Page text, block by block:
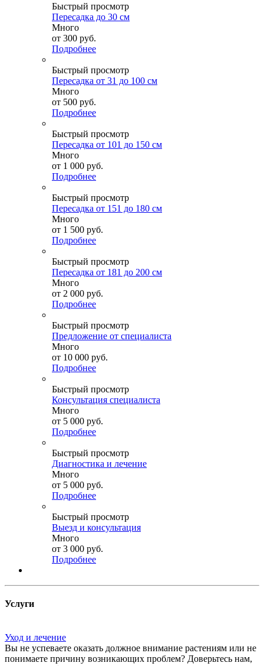
Быстрый просмотр
Пересадка до 30 см
Много
от 300 руб.
Подробнее
Быстрый просмотр
Пересадка от 31 до 100 см
Много
от 500 руб.
Подробнее
Быстрый просмотр
Пересадка от 101 до 150 см
Много
от 1 000 руб.
Подробнее
Быстрый просмотр
Пересадка от 151 до 180 см
Много
от 1 500 руб.
Подробнее
Быстрый просмотр
Пересадка от 181 до 200 см
Много
от 2 000 руб.
Подробнее
Быстрый просмотр
Предложение от специалиста
Много
от 10 000 руб.
Подробнее
Быстрый просмотр
Консультация специалиста
Много
от 5 000 руб.
Подробнее
Быстрый просмотр
Диагностика и лечение
Много
от 5 000 руб.
Подробнее
Быстрый просмотр
Выезд и консультация
Много
от 3 000 руб.
Подробнее
Услуги
Уход и лечение
Вы не успеваете оказать должное внимание растениям или не
понимаете причину возникающих проблем? Доверьтесь нам,